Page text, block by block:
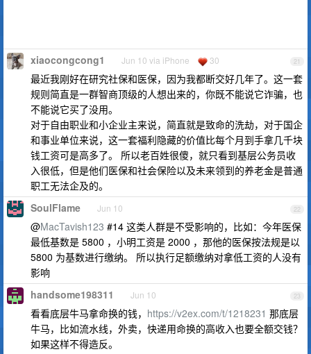
21
xiaocongcong1 Jun 10 via iPhone 30
最近我刚好在研究社保和医保，因为我都断交好几年了。这一套
规则简直是一群智商顶级的人想出来的，你既不能说它诈骗，也
不能说它买了没用。
对于自由职业和小企业主来说，简直就是致命的洗劫，对于国企
和事业单位来说，这一套福利隐藏的价值比每个月到手拿几千块
钱工资可是高多了。 所以老百姓很傻，就只看到基层公务员收
入很低，但是他们医保和社会保险以及未来领到的养老金是普通
职工无法企及的。
22
SoulFlame Jun 10
@MacTavish123 #14 这类人群是不受影响的，比如：今年医保
最低基数是 5800 ，小明工资是 2000 ，那他的医保按法规是以
5800 为基数进行缴纳。 所以执行足额缴纳对拿低工资的人没有
影响
23
handsome198311 Jun 10
看看底层牛马拿命换的钱， https://v2ex.com/t/1218231 那底层
牛马，比如流水线，外卖，快递用命换的高收入也要全额交钱？
如果这样不得造反。